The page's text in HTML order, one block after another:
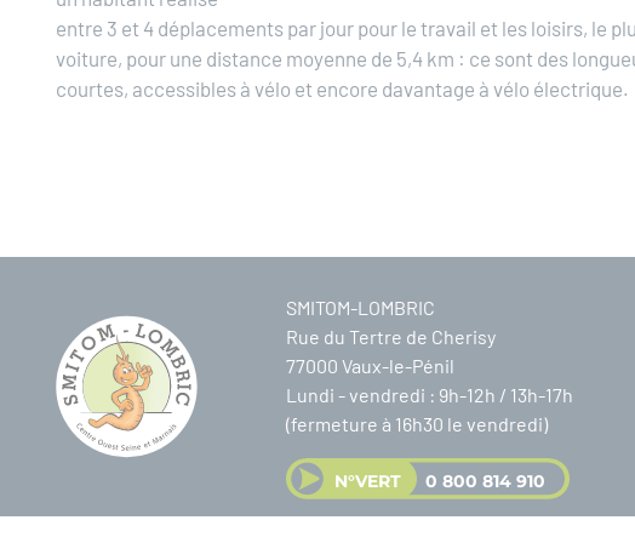
entre 3 et 4 déplacements par jour pour le travail et les loisirs, le
voiture, pour une distance moyenne de 5,4 km : ce sont des
courtes, accessibles à vélo et encore davantage à vélo électrique.
SMITOM-LOMBRIC
Rue du Tertre de Cherisy
77000 Vaux-le-Pénil
Lundi - vendredi : 9h-12h / 13h-17h
(fermeture à 16h30 le vendredi)
N°VERT 0 800 814 910